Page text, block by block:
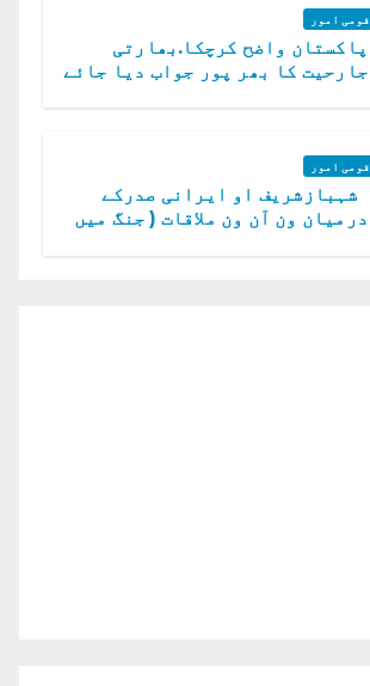
قومی امور
پاکستان واضح کرچکا.بھارتی
جارحیت کا بھر پور جواب دیا جائے
قومی امور
شہبازشریف او ایرانی صدرکے
درمیان ون آن ون ملاقات ( جنگ میں